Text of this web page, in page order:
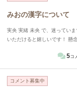
みおの漢字について
実央 実緒 未央 で、迷ってい
いただけると嬉しいです！ 懸
5コ
コメント募集中